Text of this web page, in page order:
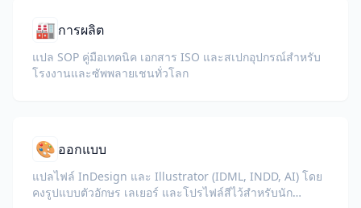
🏭 การผลิต
แปล SOP คู่มือเทคนิค เอกสาร ISO และสเปกอุปกรณ์สำหรับ
โรงงานและซัพพลายเชนทั่วโลก
🎨 ออกแบบ
แปลไฟล์ InDesign และ Illustrator (IDML, INDD, AI) โดย
คงรูปแบบตัวอักษร เลเยอร์ และโปรไฟล์สีไว้สำหรับนัก